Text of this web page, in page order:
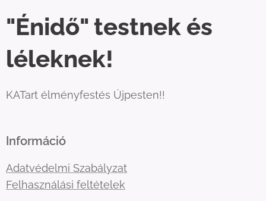
"Énidő" testnek és
léleknek!
KATart élményfestés Újpesten!!
Információ
Adatvédelmi Szabályzat
Felhasználási feltételek